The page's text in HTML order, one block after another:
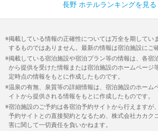
長野 ホテルランキングを見る
掲載している情報の正確性については万全を期してい
するものではありません。最新の情報は宿泊施設にご
掲載している宿泊施設や宿泊プラン等の情報は、各宿
から提供を受けた情報または宿泊施設のホームページ
定時点の情報をもとに作成したものです。
温泉の有無、泉質等の詳細情報は、宿泊施設のホーム
イトから提供される情報をもとに作成したものです。
宿泊施設のご予約は各宿泊予約サイトから行えますが
予約サイトとの直接契約となるため、株式会社カカク
害に関して一切責任を負いかねます。